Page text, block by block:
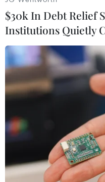
Dồn lực thi công
Cao tốc Bắc-Nam
11/05/2023 02:50
Từ nay đến cuối năm
mục tiêu sẽ nỗ lực hoàn
$30k In Debt Relief
Institutions Quietly